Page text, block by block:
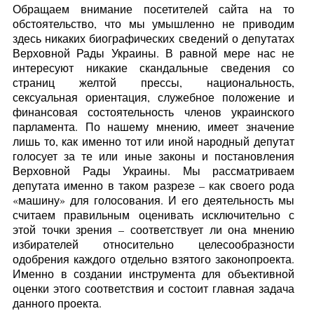
Обращаем внимание посетителей сайта на то
обстоятельство, что мы умышленно не приводим
здесь никаких биографических сведений о депутатах
Верховной Рады Украины. В равной мере нас не
интересуют никакие скандальные сведения со
страниц желтой прессы, национальность,
сексуальная ориентация, служебное положение и
финансовая состоятельность членов украинского
парламента. По нашему мнению, имеет значение
лишь то, как именно тот или иной народный депутат
голосует за те или иные законы и постановления
Верховной Рады Украины. Мы рассматриваем
депутата именно в таком разрезе – как своего рода
«машину» для голосования. И его деятельность мы
считаем правильным оценивать исключительно с
этой точки зрения – соответствует ли она мнению
избирателей относительно целесообразности
одобрения каждого отдельно взятого законопроекта.
Именно в создании инструмента для объективной
оценки этого соответствия и состоит главная задача
данного проекта.